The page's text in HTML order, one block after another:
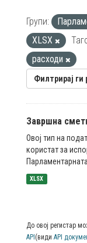
Групи:
XLSX
расходи
Филтрирај ги
Завршна
Овој тип на
користат за
XLSX
До овој регистар
API (види API